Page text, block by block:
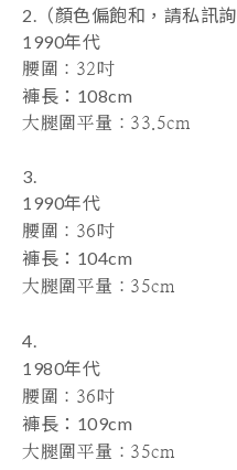
2. （顏色偏飽和 ，請私訊
1990年代
腰圍 ：32吋
褲長 ：108cm
大腿圍平量 ：33.5cm
3.
1990年代
腰圍 ：36吋
褲長 ：104cm
大腿圍平量 ：35cm
4.
1980年代
腰圍 ：36吋
褲長 ：109cm
大腿圍平量 ：35cm